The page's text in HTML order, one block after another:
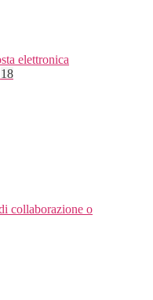
elettronica
18
collaborazione o